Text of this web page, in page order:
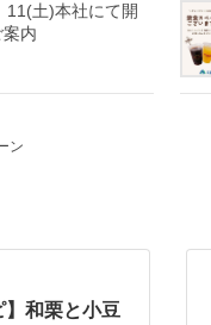
11(土)本社にて開
内
ン
】和栗と小豆